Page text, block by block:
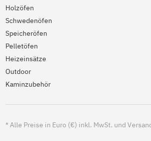
Holzöfen
Schwedenöfen
Speicheröfen
Pelletöfen
Heizeinsätze
Outdoor
Kaminzubehör
*Alle Preise in Euro (€) inkl. MwSt. und